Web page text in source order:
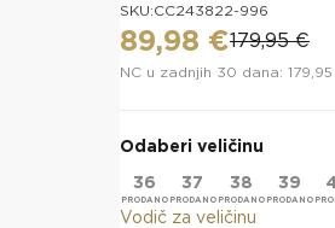
SKU:CC243822-996
89,98 €179,95 €
NC u zadnjih 30 dana:
Odaberi veličinu
36
37 38 39
Vodič za veličinu